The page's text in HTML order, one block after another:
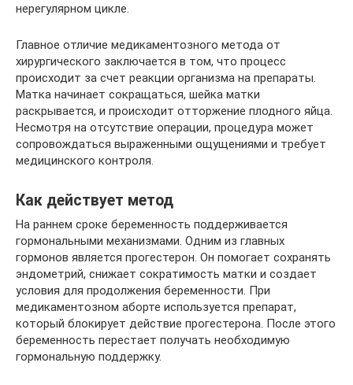
нерегулярном цикле.
Главное отличие медикаментозного метода от
хирургического заключается в том, что процесс
происходит за счет реакции организма на препараты.
Матка начинает сокращаться, шейка матки
раскрывается, и происходит отторжение плодного яйца.
Несмотря на отсутствие операции, процедура может
сопровождаться выраженными ощущениями и требует
медицинского контроля.
Как действует метод
На раннем сроке беременность поддерживается
гормональными механизмами. Одним из главных
гормонов является прогестерон. Он помогает сохранять
эндометрий, снижает сократимость матки и создает
условия для продолжения беременности. При
медикаментозном аборте используется препарат,
который блокирует действие прогестерона. После этого
беременность перестает получать необходимую
гормональную поддержку.